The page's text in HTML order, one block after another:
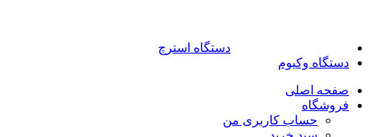
دستگاه استرچ
دستگاه وکیوم
صفحه اصلی
فروشگاه
حساب کاربری من